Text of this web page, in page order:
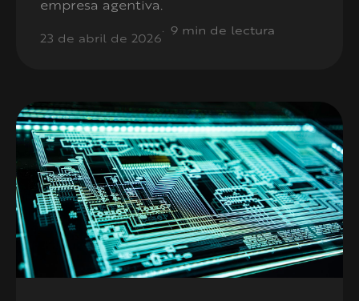
empresa agentiva.
23 de abril de 2026
9 min de lectura